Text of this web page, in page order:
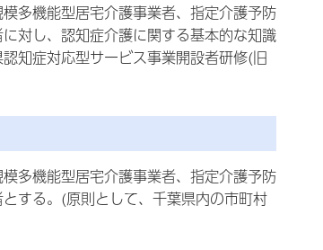
多機能型居宅介護事業者、指定介護予防
対し、認知症介護に関する基本的な知識
知症対応型サービス事業開設者研修(旧
多機能型居宅介護事業者、指定介護予防
する。(原則として、千葉県内の市町村